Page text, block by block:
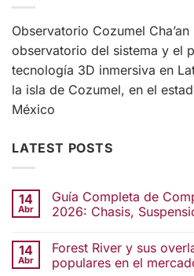
Observatorio Cozumel Cha’an
observatorio del sistema y el
tecnología 3D inmersiva en
la isla de Cozumel, en el
México
LATEST POSTS
14
Abr
Guía Completa de
2026: Chasis,
14
Abr
Forest River y sus
populares en el